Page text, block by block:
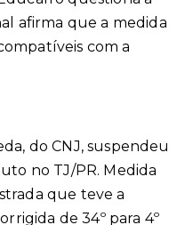
afirma que a medida
com a
do CNJ, suspendeu
no TJ/PR. Medida
que teve a
de 34º para 4º